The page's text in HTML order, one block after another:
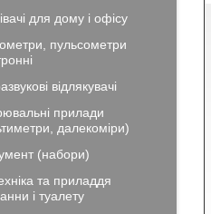
для дому і офісу
пульсометри
відлякувачі
прилади
далекоміри)
(набори)
та приладдя
і туалету